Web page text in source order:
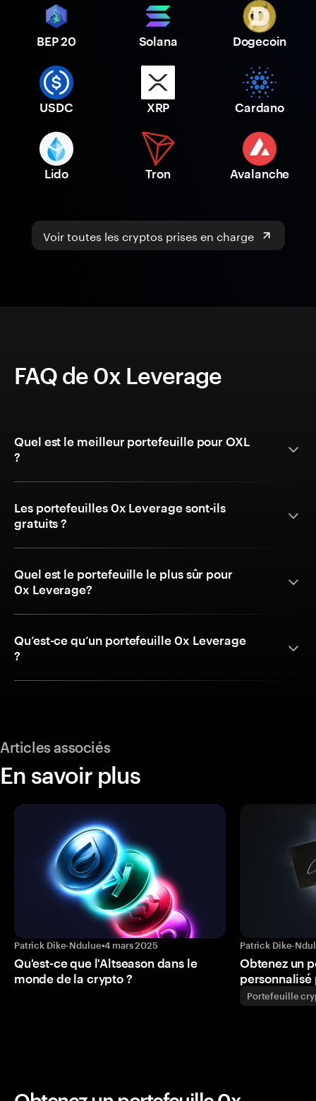
BEP 20 Solana Dogecoin
USDC XRP Cardano
Lido Tron Avalanche
Voir toutes les cryptos prises en charge
FAQ de 0x Leverage
Quel est le meilleur portefeuille pour OXL
?
Les portefeuilles 0x Leverage sont-ils
gratuits ?
Quel est le portefeuille le plus sûr pour
0x Leverage?
Qu’est-ce qu’un portefeuille 0x Leverage
?
Articles associés
En savoir plus
Patrick Dike-Ndulue•4 mars 2025
Qu'est-ce que l'Altseason dans le
monde de la crypto ?
Patrick Dike-
Obtenez un
personnalisé
Portefeuille